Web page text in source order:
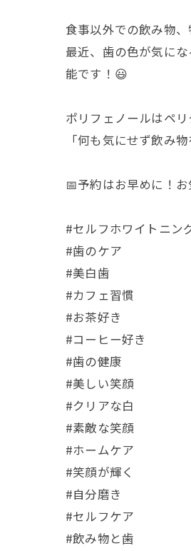
食事以外での飲み物
最近、歯の色が気に
能です！😃
ポリフェノールはペ
「何も気にせず飲み
📅予約はお早めに！
#セルフホワイトニン
#歯のケア
#美白歯
#カフェ習慣
#お茶好き
#コーヒー好き
#歯の健康
#美しい笑顔
#クリアな白
#素敵な笑顔
#ホームケア
#笑顔が輝く
#自分磨き
#セルフケア
#飲み物と歯